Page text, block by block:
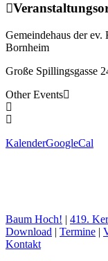
Gemeindehaus der
Bornheim
Große Spillingsgasse
Other Events
KalenderGoogleCal
Baum Hoch! | 419.
Download | Termine |
Kontakt